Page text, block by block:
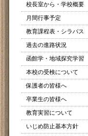
校長室から・学校概要
月間行事予定
教育課程表・シラバス
過去の進路状況
函館学・地域探究学習
本校の受検について
保護者の皆様へ
卒業生の皆様へ
教育実習について
いじめ防止基本方針